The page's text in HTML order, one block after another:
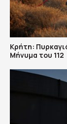
Κρήτη:
Μήνυμα του 112